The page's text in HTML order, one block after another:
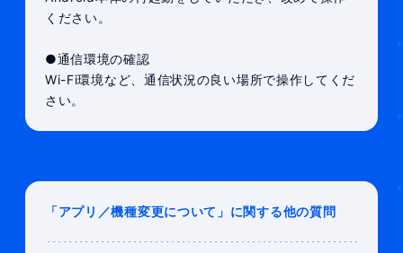
ください。
●通信環境の確認
Wi-Fi環境など、通信状況の良い場所で操作してくだ
さい。
「アプリ／機種変更について」に関する他の質問